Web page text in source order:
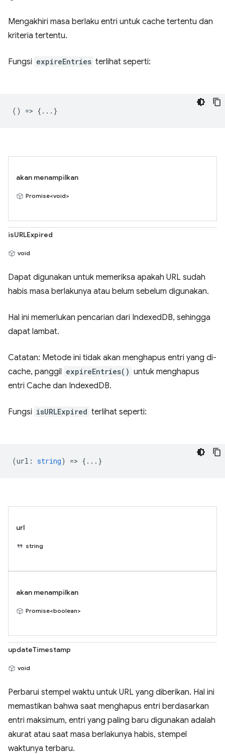
Mengakhiri masa berlaku entri untuk cache tertentu dan
kriteria tertentu.
Fungsi expireEntries terlihat seperti:
() => {...}
akan menampilkan
Promise<void>
isURLExpired
void
Dapat digunakan untuk memeriksa apakah URL sudah
habis masa berlakunya atau belum sebelum digunakan.
Hal ini memerlukan pencarian dari IndexedDB, sehingga
dapat lambat.
Catatan: Metode ini tidak akan menghapus entri yang di-
cache, panggil expireEntries() untuk menghapus
entri Cache dan IndexedDB.
Fungsi isURLExpired terlihat seperti:
(url : string) => {...}
url
string
akan menampilkan
Promise<boolean>
updateTimestamp
void
Perbarui stempel waktu untuk URL yang diberikan. Hal ini
memastikan bahwa saat menghapus entri berdasarkan
entri maksimum, entri yang paling baru digunakan adalah
akurat atau saat masa berlakunya habis, stempel
waktunya terbaru.